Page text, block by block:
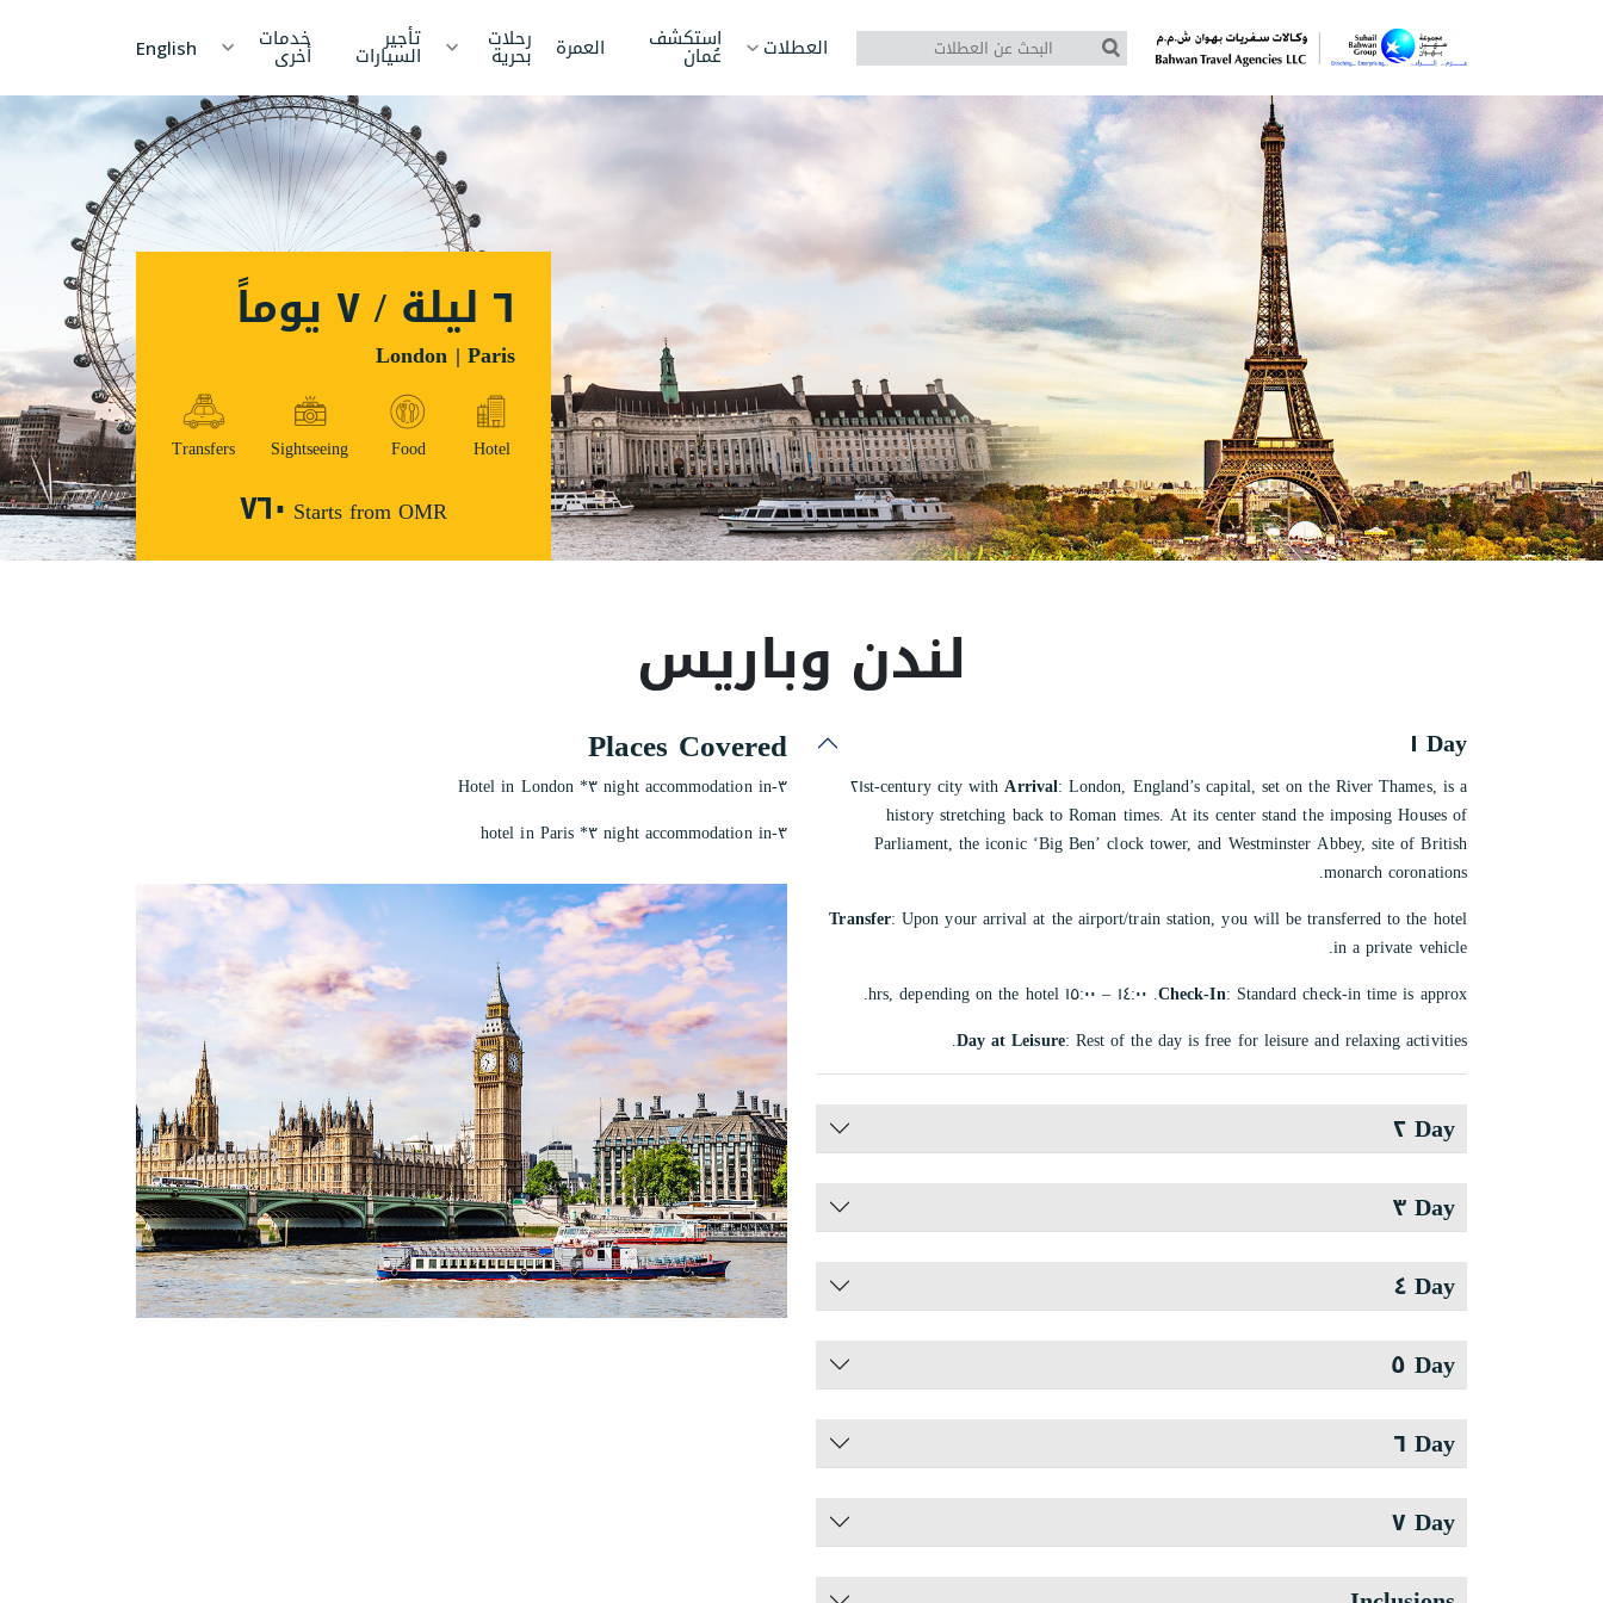
العطلات
جولات مخصصة حسب الطلب آسيا
تركيا
جورجيا
سنغافورة
ماليزيا
فيتنام
كازاخستان
أرمينيا
إندونيسيا
الصين
كمبوديا
قيرغيزستان
اليابان
كوريا
نيبال
جزر
المالديف
أوروبا
إفريقيا
أمريكا الشمالية
أمريكا الجنوبية
أستراليا/أوقيانوسيا
جولات جماعية –توماس كوك
جولات جماعية – غلوبوس
جولات جماعية – كوزموس
استكشف
عُمان العمرة رحلات
بحرية
تأجير
السيارات
خدمات
أخرى English
٦ ليلة / ٧ يوماً
London | Paris
Hotel
Food
Sightseeing
Transfers
Starts from OMR ٧٦٠
لندن وباريس
Day ١
Arrival : London, England’s capital, set on the River Thames, is a ٢١st-century city with
history stretching back to Roman times. At its center stand the imposing Houses of
Parliament, the iconic ‘Big Ben’ clock tower, and Westminster Abbey, site of British
monarch coronations.
Transfer: Upon your arrival at the airport/train station, you will be transferred to the hotel
in a private vehicle.
Check-In: Standard check-in time is approx. ١٤:٠٠ – ١٥:٠٠ hrs, depending on the hotel.
Day at Leisure: Rest of the day is free for leisure and relaxing activities.
Day ٢
Day ٣
Day ٤
Day ٥
Day ٦
Day ٧
Places Covered
٣-night accommodation in ٣* Hotel in London
٣-night accommodation in ٣* hotel in Paris